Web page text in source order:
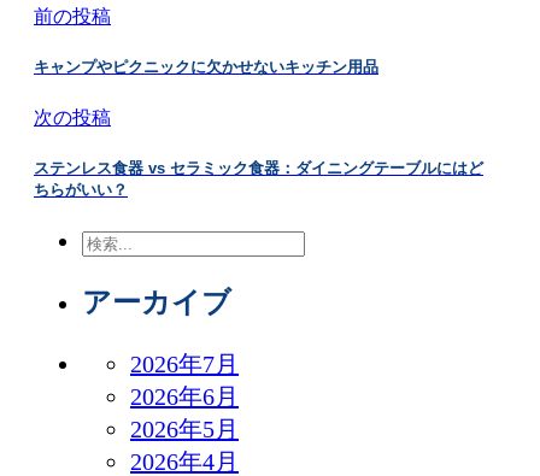
前の投稿
キャンプやピクニックに欠かせないキッチン用品
次の投稿
ステンレス食器 vs セラミック食器：ダイニングテーブルにはど
ちらがいい？
検
アーカイブ
2026年7月
2026年6月
2026年5月
2026年4月